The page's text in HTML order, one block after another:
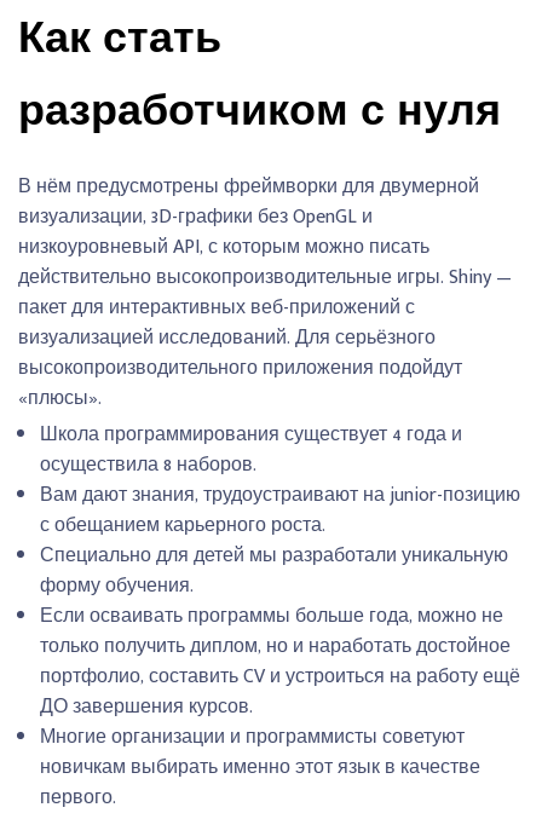
Как стать
разработчиком с нуля
В нём предусмотрены фреймворки для двумерной
визуализации, 3D-графики без OpenGL и
низкоуровневый API, с которым можно писать
действительно высокопроизводительные игры. Shiny —
пакет для интерактивных веб-приложений с
визуализацией исследований. Для серьёзного
высокопроизводительного приложения подойдут
«плюсы».
Школа программирования существует 4 года и
осуществила 8 наборов.
Вам дают знания, трудоустраивают на junior-позицию
с обещанием карьерного роста.
Специально для детей мы разработали уникальную
форму обучения.
Если осваивать программы больше года, можно не
только получить диплом, но и наработать достойное
портфолио, составить CV и устроиться на работу ещё
ДО завершения курсов.
Многие организации и программисты советуют
новичкам выбирать именно этот язык в качестве
первого.